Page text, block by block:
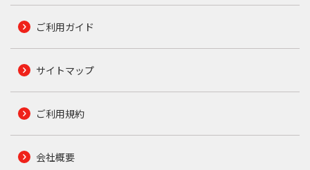
ご利用ガイド
サイトマップ
ご利用規約
会社概要